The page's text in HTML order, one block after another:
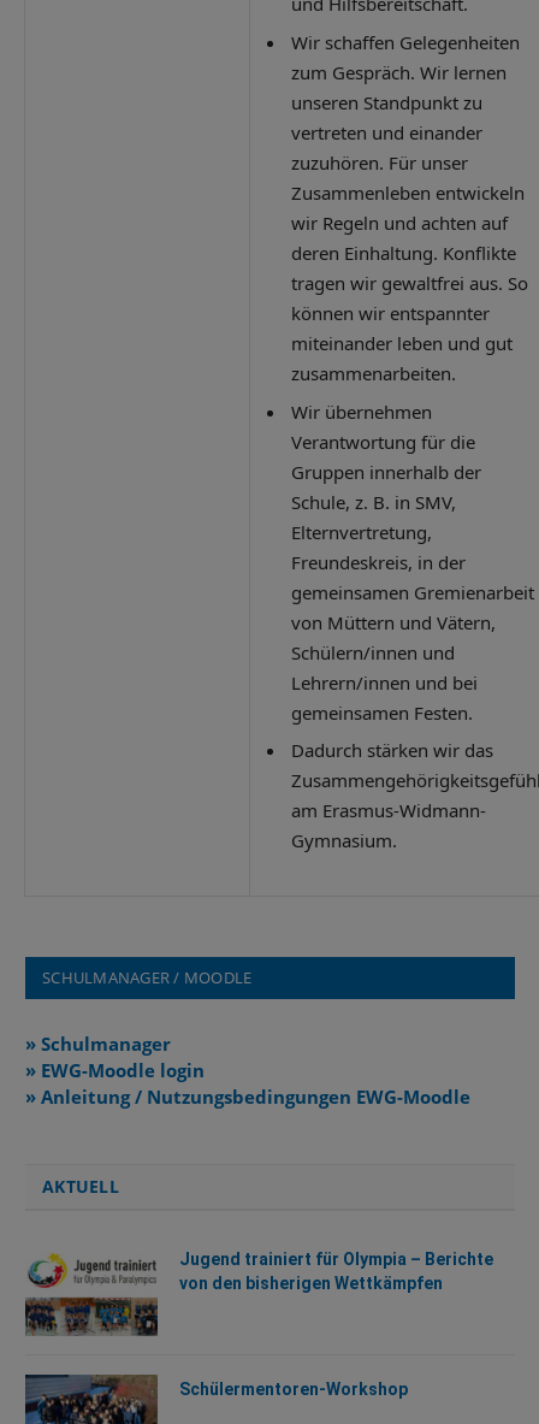
Wir schaffen Gelegenheiten
zum Gespräch. Wir lernen
unseren Standpunkt zu
vertreten und einander
zuzuhören. Für unser
Zusammenleben entwickeln
wir Regeln und achten auf
deren Einhaltung. Konflikte
tragen wir gewaltfrei aus. So
können wir entspannter
miteinander leben und gut
zusammenarbeiten.
Wir übernehmen
Verantwortung für die
Gruppen innerhalb der
Schule, z. B. in SMV,
Elternvertretung,
Freundeskreis, in der
gemeinsamen Gremienarbeit
von Müttern und Vätern,
Schülern/innen und
Lehrern/innen und bei
gemeinsamen Festen.
Dadurch stärken wir das
am Erasmus-Widmann-
Gymnasium.
SCHULMANAGER / MOODLE
» Schulmanager
» EWG-Moodle login
» Anleitung / Nutzungsbedingungen EWG-Moodle
AKTUELL
Jugend trainiert für Olympia – Berichte
von den bisherigen Wettkämpfen
Schülermentoren-Workshop